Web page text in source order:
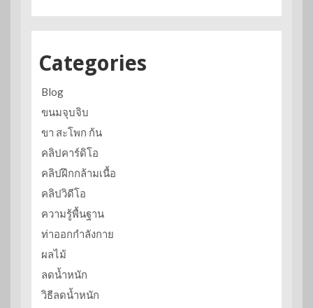
Categories
Blog
ขนมจุบจิบ
ขา สะโพก ก้น
คลิปคาร์ดิโอ
คลิปฝึกกล้ามเนื้อ
คลิปวิดีโอ
ความรู้พื้นฐาน
ท่าออกกำลังกาย
ผลไม้
ลดน้ำหนัก
วิธีลดน้ำหนัก